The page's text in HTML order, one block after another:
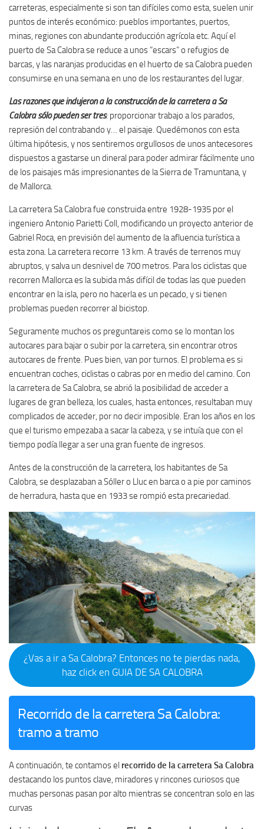
carreteras, especialmente si son tan difíciles como esta, suelen unir
puntos de interés económico: pueblos importantes, puertos,
minas, regiones con abundante producción agrícola etc. Aquí el
puerto de Sa Calobra se reduce a unos “escars” o refugios de
barcas, y las naranjas producidas en el huerto de sa Calobra pueden
consumirse en una semana en uno de los restaurantes del lugar.
Las razones que indujeron a la construcción de la carretera a Sa
Calobra sólo pueden ser tres: proporcionar trabajo a los parados,
represión del contrabando y… el paisaje. Quedémonos con esta
última hipótesis, y nos sentiremos orgullosos de unos antecesores
dispuestos a gastarse un dineral para poder admirar fácilmente uno
de los paisajes más impresionantes de la Sierra de Tramuntana, y
de Mallorca.
La carretera Sa Calobra fue construida entre 1928-1935 por el
ingeniero Antonio Parietti Coll, modificando un proyecto anterior de
Gabriel Roca, en previsión del aumento de la afluencia turística a
esta zona. La carretera recorre 13 km. A través de terrenos muy
abruptos, y salva un desnivel de 700 metros. Para los ciclistas que
recorren Mallorca es la subida más difícil de todas las que pueden
encontrar en la isla, pero no hacerla es un pecado, y si tienen
problemas pueden recorrer al bicistop.
Seguramente muchos os preguntareis como se lo montan los
autocares para bajar o subir por la carretera, sin encontrar otros
autocares de frente. Pues bien, van por turnos. El problema es si
encuentran coches, ciclistas o cabras por en medio del camino. Con
la carretera de Sa Calobra, se abrió la posibilidad de acceder a
lugares de gran belleza, los cuales, hasta entonces, resultaban muy
complicados de acceder, por no decir imposible. Eran los años en los
que el turismo empezaba a sacar la cabeza, y se intuía que con el
tiempo podía llegar a ser una gran fuente de ingresos.
Antes de la construcción de la carretera, los habitantes de Sa
Calobra, se desplazaban a Sóller o Lluc en barca o a pie por caminos
de herradura, hasta que en 1933 se rompió esta precariedad.
¿Vas a ir a Sa Calobra? Entonces no te pierdas nada,
haz click en GUIA DE SA CALOBRA
Recorrido de la carretera Sa Calobra:
tramo a tramo
A continuación, te contamos el recorrido de la carretera Sa Calobra
destacando los puntos clave, miradores y rincones curiosos que
muchas personas pasan por alto mientras se concentran solo en las
curvas